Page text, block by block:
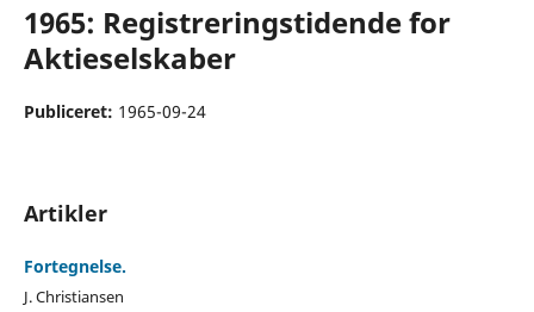
1965: Registreringstidende for
Aktieselskaber
Publiceret: 1965-09-24
Artikler
Fortegnelse.
J. Christiansen